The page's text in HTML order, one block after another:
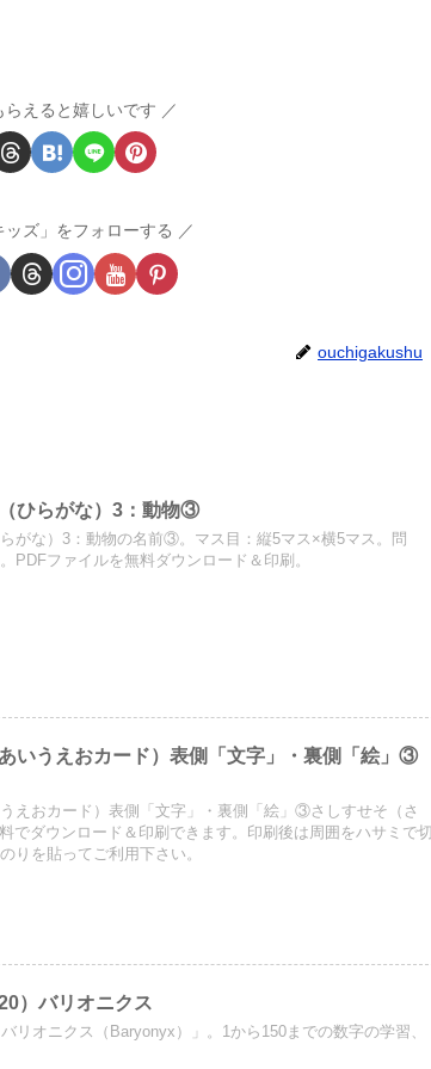
らえると嬉しいです
ズ」をフォローする
ouchigakushu
ひらがな）3：動物③
がな）3：動物の名前③。マス目：縦5マス×横5マス。問
PDFファイルを無料ダウンロード＆印刷。
いうえおカード）表側「文字」・裏側「絵」③
えおカード）表側「文字」・裏側「絵」③さしすせそ（さ
でダウンロード＆印刷できます。印刷後は周囲をハサミで切
りを貼ってご利用下さい。
）バリオニクス
リオニクス（Baryonyx）」。1から150までの数字の学習、